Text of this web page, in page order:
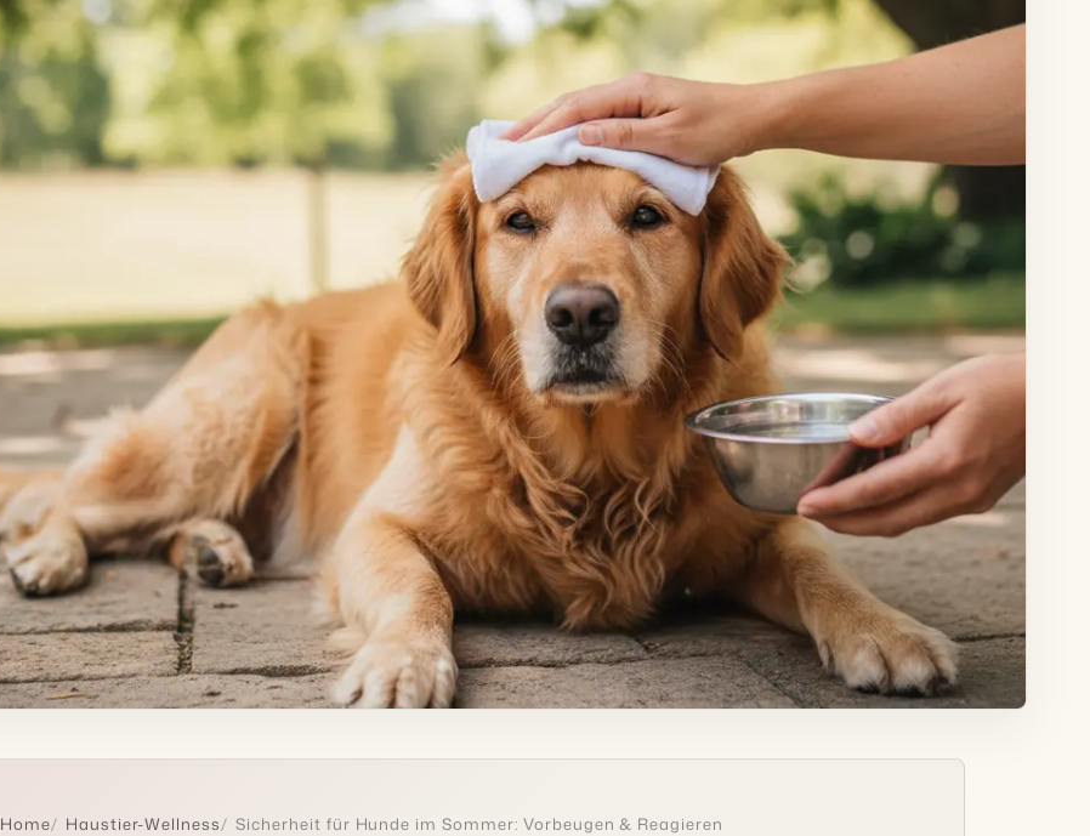
Home Haustier-Wellness Sicherheit für Hunde im Sommer: Vorbeugen & Reagieren